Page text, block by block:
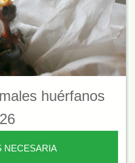
huérfanos
NECESARIA